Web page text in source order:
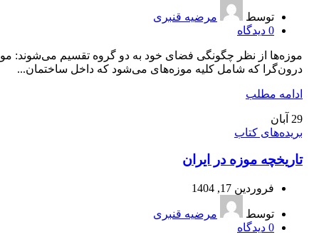
توسط
مرضیه قنبری
0 دیدگاه
موزه‌ها از نظر چگونگی فضای خود به دو گروه تقسیم می‌شوند:
درون‌گرا که شامل کلیه موزه‌های می‌شود که داخل ساختمان...
ادامه مطلب
29 آبان
بریده‌های کتاب
تاريخچه‌ موزه در ايران
فروردین 17, 1404
توسط
مرضیه قنبری
0 دیدگاه